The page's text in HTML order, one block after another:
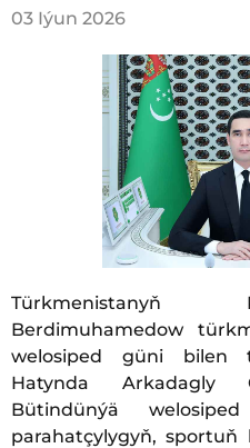
03 Iýun 2026
Türkmenistanyň
Berdimuhamedow
welosiped güni bilen
Hatynda Arkadagly
Bütindünýä
parahatçylygyň, sportuň